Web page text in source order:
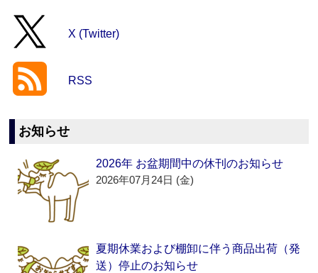
X (Twitter)
RSS
お知らせ
2026年 お盆期間中の休刊のお知らせ
2026年07月24日 (金)
夏期休業および棚卸に伴う商品出荷（発
送）停止のお知らせ